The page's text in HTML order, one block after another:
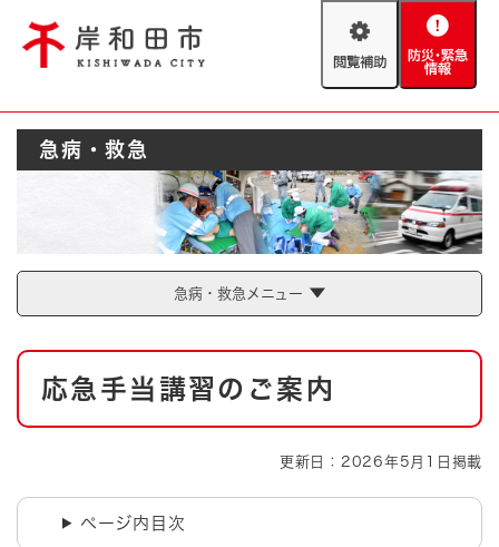
閲
助
防
緊
情
報
Foreign language
とじる
防災・緊急情報
ハザードマップ AED設置箇所
とじる
急病・救急
急病・救急メニュー
本
応急手当講習のご案内
更新日：2026年5月1日掲載
ページ内目次